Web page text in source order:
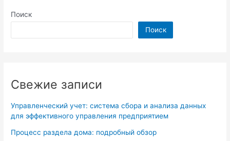
Поиск
Поиск
Свежие записи
Управленческий учет: система сбора и анализа данных
для эффективного управления предприятием
Процесс раздела дома: подробный обзор